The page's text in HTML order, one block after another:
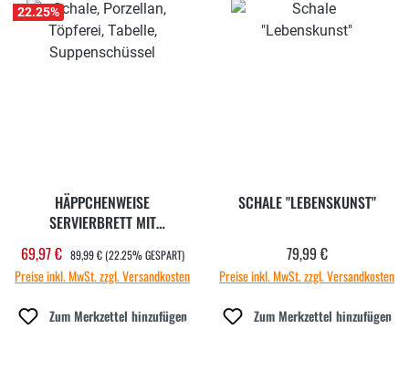
22.25%
HÄPPCHENWEISE
SERVIERBRETT MIT
SCHÄLCHEN "GEMEINSAM"
Verkaufspreis:
69,97 € REGULÄRER PREIS:
89,99 € (22.25% GESPART)
Preise inkl. MwSt. zzgl. Versandkosten
Zum Merkzettel hinzufügen
SCHALE "LEBENSKUNST"
Regulärer Preis:
79,99 €
Preise inkl. MwSt. zzgl. Versandkosten
Zum Merkzettel hinzufügen